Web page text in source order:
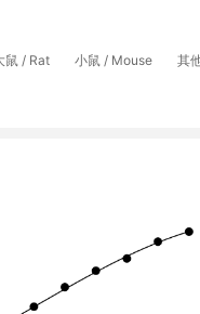
鼠 / Rat 小鼠 / Mouse 其